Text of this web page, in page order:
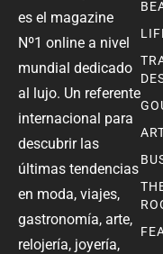
es el magazine
Nº1 online a nivel
mundial dedicado
al lujo. Un referente
internacional para
descubrir las
últimas tendencias
en moda, viajes,
gastronomía, arte,
relojería, joyería,